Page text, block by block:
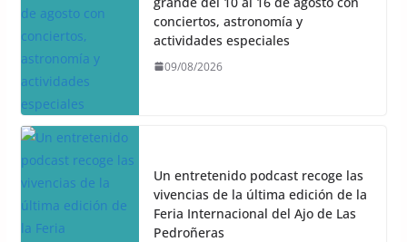
conciertos, astronomía y
actividades especiales
09/08/2026
Un entretenido podcast recoge las
vivencias de la última edición de la
Feria Internacional del Ajo de Las
Pedroñeras